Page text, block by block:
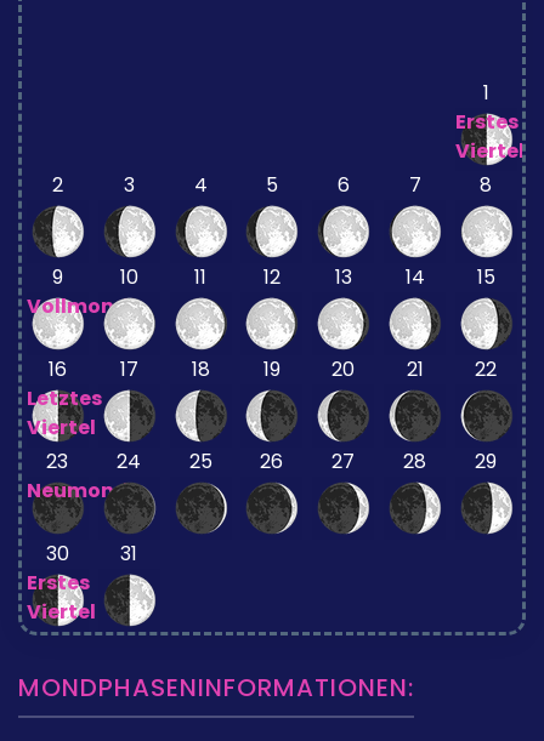
1
Erstes
Viertel
2
3 4 5 6 7 8
9
Vollmond
10 11 12 13 14 15
16
Letztes
Viertel
17 18 19 20 21 22
23
Neumond
24 25 26 27 28 29
30
Erstes
Viertel
31
MONDPHASENINFORMATIONEN: